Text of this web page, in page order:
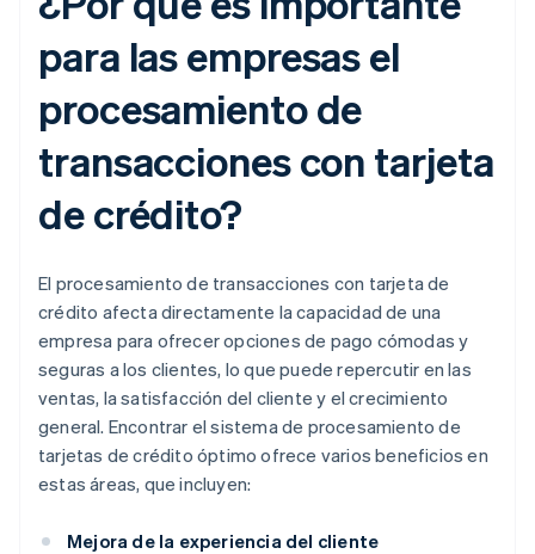
para las empresas el
procesamiento de
transacciones con tarjeta
de crédito?
El procesamiento de transacciones con tarjeta de
crédito afecta directamente la capacidad de una
empresa para ofrecer opciones de pago cómodas y
seguras a los clientes, lo que puede repercutir en las
ventas, la satisfacción del cliente y el crecimiento
general. Encontrar el sistema de procesamiento de
tarjetas de crédito óptimo ofrece varios beneficios en
estas áreas, que incluyen:
Mejora de la experiencia del cliente